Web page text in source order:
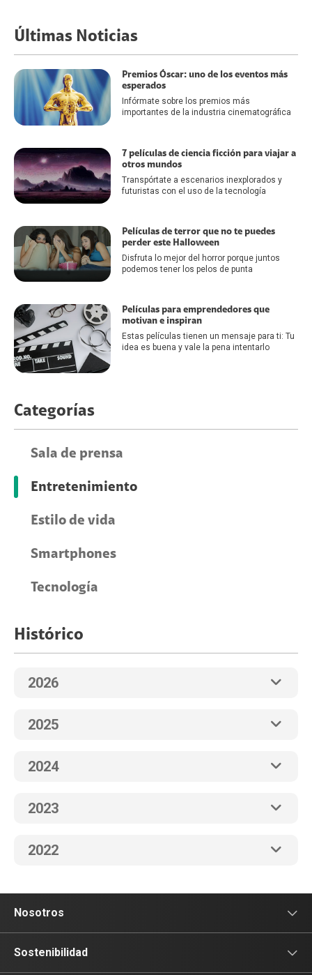
Últimas Noticias
Premios Óscar: uno de los eventos más
esperados
Infórmate sobre los premios más
importantes de la industria cinematográfica
7 películas de ciencia ficción para viajar a
otros mundos
Transpórtate a escenarios inexplorados y
futuristas con el uso de la tecnología
Películas de terror que no te puedes
perder este Halloween
Disfruta lo mejor del horror porque juntos
podemos tener los pelos de punta
Películas para emprendedores que
motivan e inspiran
Estas películas tienen un mensaje para ti: Tu
idea es buena y vale la pena intentarlo
Categorías
Sala de prensa
Entretenimiento
Estilo de vida
Smartphones
Tecnología
Histórico
2026
2025
2024
2023
2022
Nosotros
Sala de prensa
Sostenibilidad